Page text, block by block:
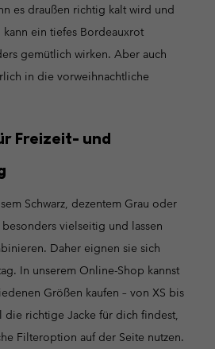
es draußen richtig kalt wird und
kann ein tiefes Bordeauxrot
gemütlich wirken. Aber auch
in die vorweihnachtliche
Freizeit- und
Schwarz, dezentem Grau oder
vielseitig und lassen
Daher eignen sie sich
In unserem Online-Shop kannst
Größen kaufen – von XS bis
die richtige Jacke für dich findest,
Filteroption auf der Seite nutzen.